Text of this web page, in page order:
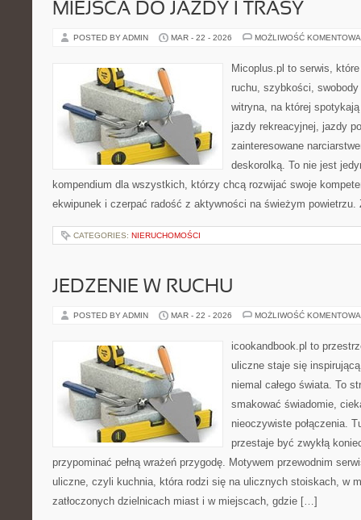
MIEJSCA DO JAZDY I TRASY
POSTED BY ADMIN MAR - 22 - 2026 MOŻLIWOŚĆ
Micoplus.pl to serwis,
ruchu, szybkości,
witryna, na której
jazdy rekreacyjnej, jazdy
zainteresowane
deskorolką. To nie jest
kompendium dla wszystkich, którzy chcą rozwijać swoje
ekwipunek i czerpać radość z aktywności na świeżym
CATEGORIES: NIERUCHOMOŚCI
JEDZENIE W RUCHU
POSTED BY ADMIN MAR - 22 - 2026 MOŻLIWOŚĆ
icookandbook.pl to
uliczne staje się
niemal całego świata. To
smakować świadomie,
nieoczywiste połączenia.
przestaje być zwykłą
przypominać pełną wrażeń przygodę. Motywem przewodnim
uliczne, czyli kuchnia, która rodzi się na ulicznych stoiskach, w
zatłoczonych dzielnicach miast i w miejscach, gdzie […]